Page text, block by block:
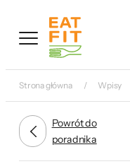
treści
Strona główna Wpisy
Powrót do
poradnika